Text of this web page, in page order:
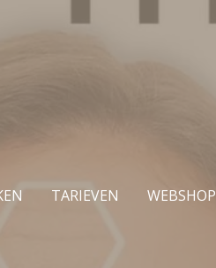
TARIEVEN WEBSHOP